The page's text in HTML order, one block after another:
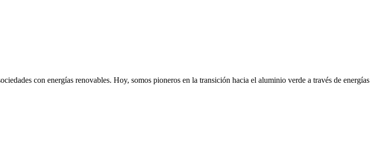
con energías renovables. Hoy, somos pioneros en la transición hacia el aluminio verde a través de energías